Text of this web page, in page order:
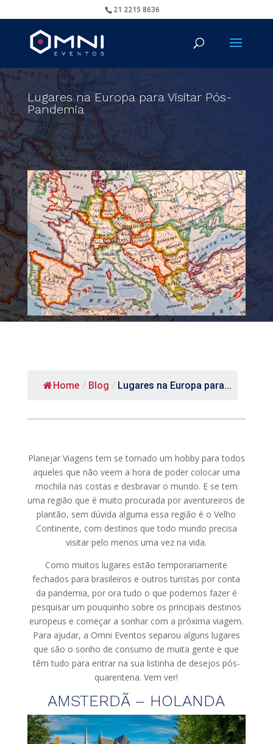
21 2215 8636
Lugares na Europa para Visitar Pós-
Pandemia
Home / Blog / Lugares na Europa para...
Planejar Viagens tem se tornado um hobby para todos
aqueles que não veem a hora de poder colocar uma
mochila nas costas e desbravar o mundo. E se tem
uma região que é muito procurada por aventureiros de
plantão, sem dúvida alguma essa região é o Velho
Continente, com destinos que todo mundo precisa
visitar pelo menos uma vez na vida.
Como muitos lugares estão temporariamente
fechados para brasileiros e outros turistas por conta
da pandemia, por ora tudo o que podemos fazer é
pesquisar um pouquinho sobre os principais destinos
europeus e começar a sonhar com a próxima viagem.
Para ajudar, a Omni Eventos separou alguns lugares
que são o sonho de consumo de muita gente e que
têm tudo para entrar na sua listinha de desejos pós-
quarentena. Vem ver!
AMSTERDÃ – HOLANDA